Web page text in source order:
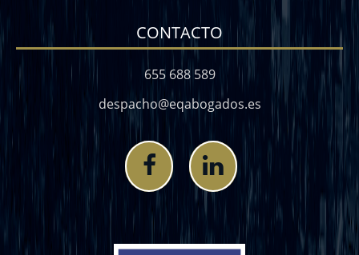
CONTACTO
655 688 589
despacho@eqabogados.es